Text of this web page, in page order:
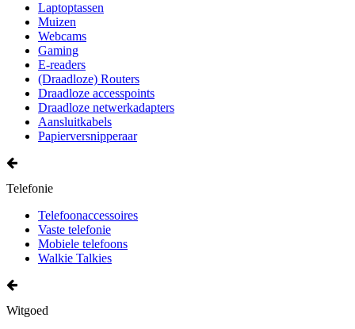
Laptoptassen
Muizen
Webcams
Gaming
E-readers
(Draadloze) Routers
Draadloze accesspoints
Draadloze netwerkadapters
Aansluitkabels
Papierversnipperaar
Telefonie
Telefoonaccessoires
Vaste telefonie
Mobiele telefoons
Walkie Talkies
Witgoed